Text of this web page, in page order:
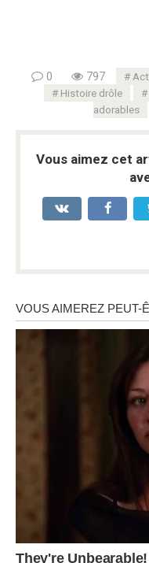
0 797
Histoire drôle
adorables
Vous aimez cet